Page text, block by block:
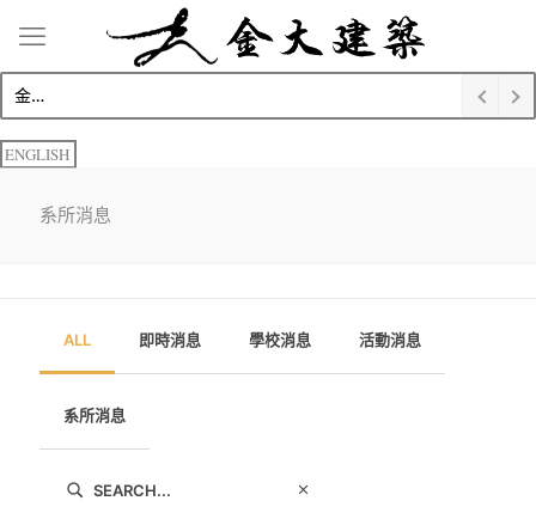
金大建築系畢業評圖新創意 金門老街聚落將再現風華
ENGLISH
系所消息
ALL 即時消息 學校消息 活動消息
系所消息